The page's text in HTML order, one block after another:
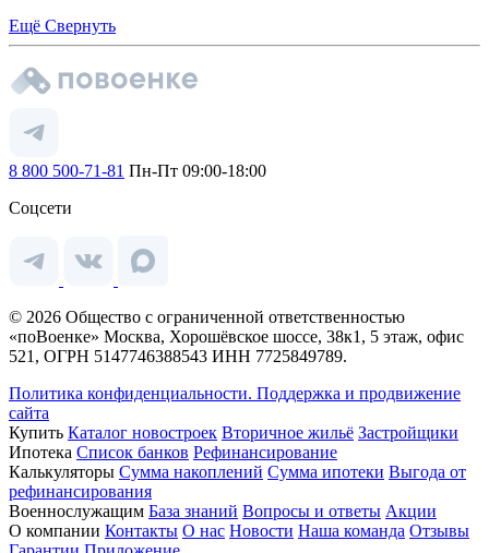
Ещё Свернуть
8 800 500-71-81 Пн-Пт 09:00-18:00
Соцсети
© 2026 Общество с ограниченной ответственностью
«поВоенке» Москва, Хорошёвское шоссе, 38к1, 5 этаж, офис
521, ОГРН 5147746388543 ИНН 7725849789.
Политика конфиденциальности. Поддержка и продвижение
сайта
Купить Каталог новостроек Вторичное жильё Застройщики
Ипотека Список банков Рефинансирование
Калькуляторы Сумма накоплений Сумма ипотеки Выгода от
рефинансирования
Военнослужащим База знаний Вопросы и ответы Акции
О компании Контакты О нас Новости Наша команда Отзывы